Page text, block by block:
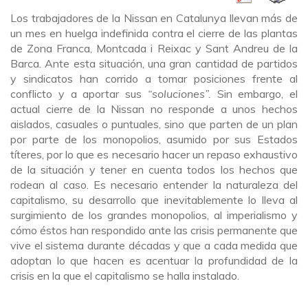
Los trabajadores de la Nissan en Catalunya llevan más de
un mes en huelga indefinida contra el cierre de las plantas
de Zona Franca, Montcada i Reixac y Sant Andreu de la
Barca. Ante esta situación, una gran cantidad de partidos
y sindicatos han corrido a tomar posiciones frente al
conflicto y a aportar sus “soluciones”. Sin embargo, el
actual cierre de la Nissan no responde a unos hechos
aislados, casuales o puntuales, sino que parten de un plan
por parte de los monopolios, asumido por sus Estados
títeres, por lo que es necesario hacer un repaso exhaustivo
de la situación y tener en cuenta todos los hechos que
rodean al caso. Es necesario entender la naturaleza del
capitalismo, su desarrollo que inevitablemente lo lleva al
surgimiento de los grandes monopolios, al imperialismo y
cómo éstos han respondido ante las crisis permanente que
vive el sistema durante décadas y que a cada medida que
adoptan lo que hacen es acentuar la profundidad de la
crisis en la que el capitalismo se halla instalado.